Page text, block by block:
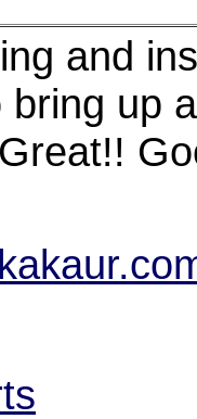
and
up